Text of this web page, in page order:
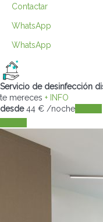
Contactar
WhatsApp
WhatsApp
Servicio de desinfección
te mereces + INFO
desde44 € /noche